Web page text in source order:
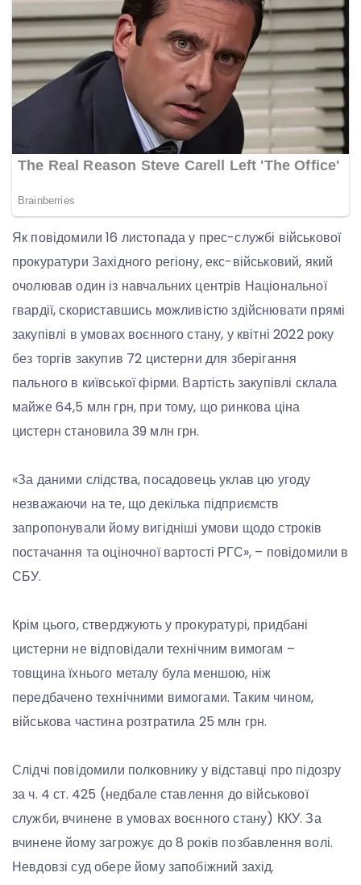
Як повідомили 16 листопада у прес-службі військової
прокуратури Західного регіону, екс-військовий, який
очолював один із навчальних центрів Національної
гвардії, скориставшись можливістю здійснювати прямі
закупівлі в умовах воєнного стану, у квітні 2022 року
без торгів закупив 72 цистерни для зберігання
пального в київської фірми. Вартість закупівлі склала
майже 64,5 млн грн, при тому, що ринкова ціна
цистерн становила 39 млн грн.
«За даними слідства, посадовець уклав цю угоду
незважаючи на те, що декілька підприємств
запропонували йому вигідніші умови щодо строків
постачання та оціночної вартості РГС», – повідомили в
СБУ.
Крім цього, стверджують у прокуратурі, придбані
цистерни не відповідали технічним вимогам –
товщина їхнього металу була меншою, ніж
передбачено технічними вимогами. Таким чином,
військова частина розтратила 25 млн грн.
Слідчі повідомили полковнику у відставці про підозру
за ч. 4 ст. 425 (недбале ставлення до військової
служби, вчинене в умовах воєнного стану) ККУ. За
вчинене йому загрожує до 8 років позбавлення волі.
Невдовзі суд обере йому запобіжний захід.